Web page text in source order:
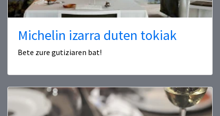
Michelin izarra duten tokiak
Bete zure gutiziaren bat!